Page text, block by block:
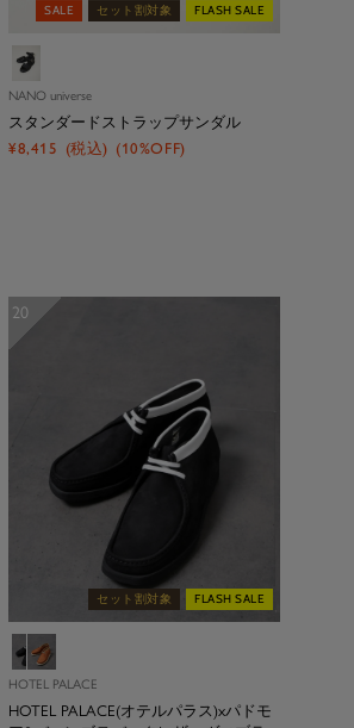
SALE セット割対象 FLASH SALE
ブ
ッ
ク
NANO universe
スタンダードストラップサンダル
セ
¥8,415 (税込) (10%OFF)
20
セット割対象 FLASH SALE
ブ
ラ
ッ
ク
ブ
ラ
ウ
ン
HOTEL PALACE
HOTEL PALACE(オテルパラス)xパドモ